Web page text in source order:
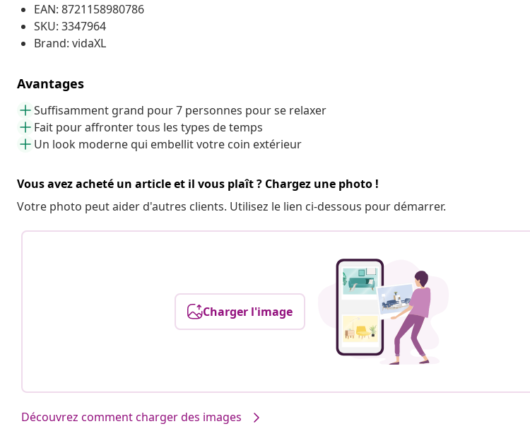
EAN: 8721158980786
SKU: 3347964
Brand: vidaXL
Avantages
Suffisamment grand pour 7 personnes pour se relaxer
Fait pour affronter tous les types de temps
Un look moderne qui embellit votre coin extérieur
Vous avez acheté un article et il vous plaît ? Chargez une photo !
Votre photo peut aider d'autres clients. Utilisez le lien ci-dessous pour démarrer.
Charger l'image
Découvrez comment charger des images